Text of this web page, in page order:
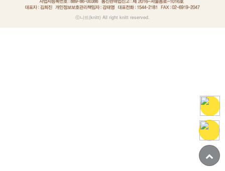
ⓒ니뜨(knitt) All right knitt reserved.